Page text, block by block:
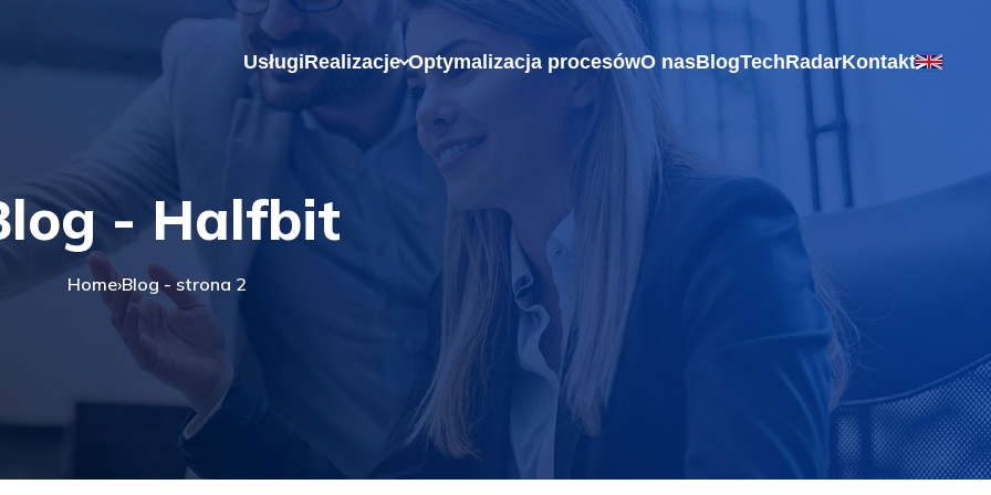
UsługiRealizacje Optymalizacja procesówO nasBlogTechRadarKontakt
- Halfbit
Home›Blog - strona 2